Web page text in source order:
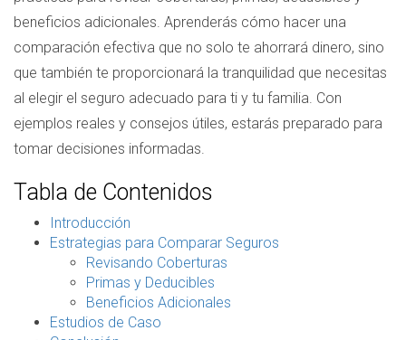
beneficios adicionales. Aprenderás cómo hacer una
comparación efectiva que no solo te ahorrará dinero, sino
que también te proporcionará la tranquilidad que necesitas
al elegir el seguro adecuado para ti y tu familia. Con
ejemplos reales y consejos útiles, estarás preparado para
tomar decisiones informadas.
Tabla de Contenidos
Introducción
Estrategias para Comparar Seguros
Revisando Coberturas
Primas y Deducibles
Beneficios Adicionales
Estudios de Caso